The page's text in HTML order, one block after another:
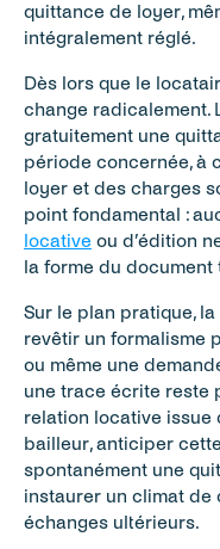
quittance de loyer,
intégralement réglé.
Dès lors que le
change radicalement.
gratuitement une
période concernée, à
loyer et des charges
point fondamental :
locative ou d’édition
la forme du document
Sur le plan pratique,
revêtir un formalisme
ou même une
une trace écrite reste
relation locative issue
bailleur, anticiper
spontanément une
instaurer un climat de
échanges ultérieurs.